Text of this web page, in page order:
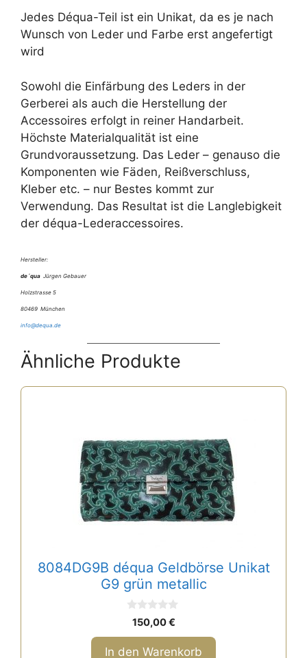
Jedes Déqua-Teil ist ein Unikat, da es je nach
Wunsch von Leder und Farbe erst angefertigt
wird
Sowohl die Einfärbung des Leders in der
Gerberei als auch die Herstellung der
Accessoires erfolgt in reiner Handarbeit.
Höchste Materialqualität ist eine
Grundvoraussetzung. Das Leder – genauso die
Komponenten wie Fäden, Reißverschluss,
Kleber etc. – nur Bestes kommt zur
Verwendung. Das Resultat ist die Langlebigkeit
der déqua-Lederaccessoires.
Hersteller:
de´qua Jürgen Gebauer
Holzstrasse 5
80469 München
info@dequa.de
Ähnliche Produkte
8084DG9B déqua Geldbörse Unikat
G9 grün metallic
o
n
150,00€
In den Warenkorb